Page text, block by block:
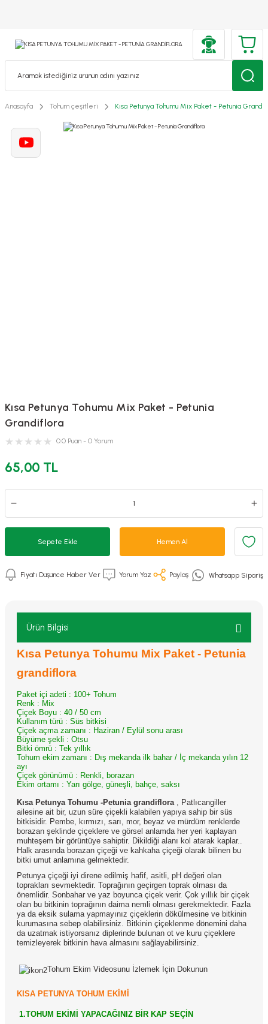
Anasayfa Tohum çeşitleri Kısa Petunya Tohumu Mix Paket - Petunia
Kısa Petunya Tohumu Mix Paket - Petunia
Grandiflora
0.0 Puan - 0 Yorum
65,00 TL
Sepete Ekle Hemen Al
Fiyatı Düşünce Haber Ver Yorum Yaz Paylaş Whatsapp Sipariş
Ürün Bilgisi
Kısa Petunya Tohumu Mix Paket - Petunia
grandiflora
Paket içi adeti : 100+ Tohum
Renk : Mix
Çiçek Boyu : 40 / 50 cm
Kullanım türü : Süs bitkisi
Çiçek açma zamanı : Haziran / Eylül sonu arası
Büyüme şekli : Otsu
Bitki ömrü : Tek yıllık
Tohum ekim zamanı : Dış mekanda ilk bahar / İç mekanda yılın 12
ayı
Çiçek görünümü : Renkli, borazan
Ekim ortamı : Yarı gölge, güneşli, bahçe, saksı
Kısa Petunya Tohumu -Petunia grandiflora , Patlıcangiller
ailesine ait bir, uzun süre çiçekli kalabilen yapıya sahip bir süs
bitkisidir. Pembe, kırmızı, sarı, mor, beyaz ve mürdüm renklerde
borazan şeklinde çiçeklere ve görsel anlamda her yeri kaplayan
muhteşem bir görüntüye sahiptir. Dikildiği alanı kol atarak kaplar..
Halk arasında borazan çiçeği ve kahkaha çiçeği olarak bilinen bu
bitki umut anlamına gelmektedir.
Petunya çiçeği iyi direne edilmiş hafif, asitli, pH değeri olan
toprakları sevmektedir. Toprağının geçirgen toprak olması da
önemlidir. Sonbahar ve yaz boyunca çiçek verir. Çok yıllık bir çiçek
olan bu bitkinin toprağının daima nemli olması gerekmektedir. Fazla
ya da eksik sulama yapmayınız çiçeklerin dökülmesine ve bitkinin
kurumasına sebep olabilirsiniz. Bitkinin çiçeklenme dönemini daha
da uzatmak istiyorsanız diplerinde bulunan ot ve kuru çiçeklere
temizleyerek bitkinin hava almasını sağlayabilirsiniz.
Tohum Ekim Videosunu İzlemek İçin Dokunun
KISA PETUNYA TOHUM EKİMİ
1.TOHUM EKİMİ YAPACAĞINIZ BİR KAP SEÇİN